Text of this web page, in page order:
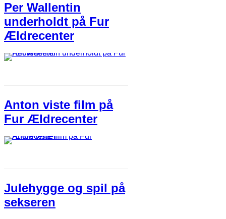
Per Wallentin
underhold​t​ på ​Fur
Ældrecenter
Anton viste film på
Fur Ældrecenter​
Julehygge og spil på
sekseren